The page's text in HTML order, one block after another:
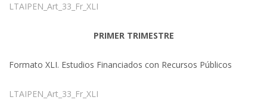
LTAIPEN_Art_33_Fr_XLI
PRIMER TRIMESTRE
Formato XLI. Estudios Financiados con Recursos Públicos
LTAIPEN_Art_33_Fr_XLI